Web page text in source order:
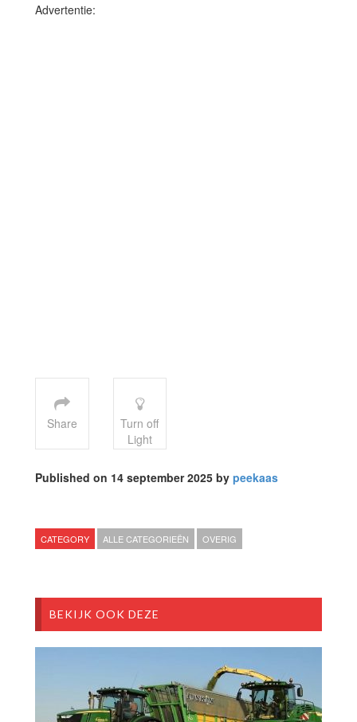
Advertentie:
Share
Turn off
Light
Published on 14 september 2025 by peekaas
CATEGORY ALLE CATEGORIEËN OVERIG
BEKIJK OOK DEZE